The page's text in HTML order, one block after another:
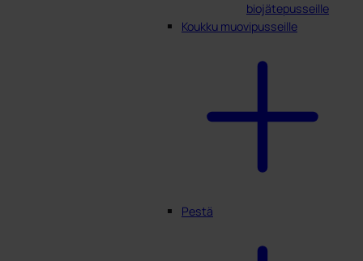
biojätepusseille
Koukku muovipusseille
Pestä